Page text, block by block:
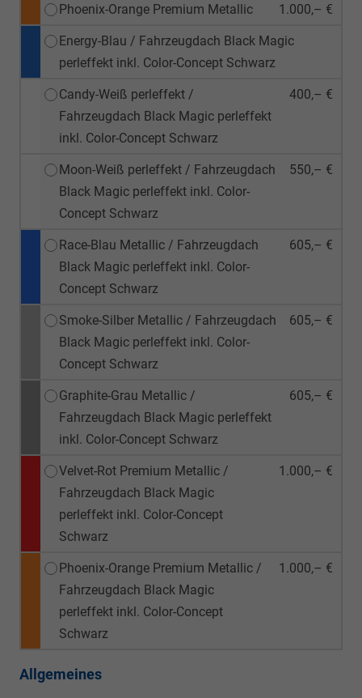
Phoenix-Orange Premium Metallic 1.000,– €
Energy-Blau / Fahrzeugdach Black Magic
perleffekt inkl. Color-Concept Schwarz
Candy-Weiß perleffekt /
Fahrzeugdach Black Magic perleffekt
inkl. Color-Concept Schwarz
400,– €
Moon-Weiß perleffekt / Fahrzeugdach
Black Magic perleffekt inkl. Color-
Concept Schwarz
550,– €
Race-Blau Metallic / Fahrzeugdach
Black Magic perleffekt inkl. Color-
Concept Schwarz
605,– €
Smoke-Silber Metallic / Fahrzeugdach
Black Magic perleffekt inkl. Color-
Concept Schwarz
605,– €
Graphite-Grau Metallic /
Fahrzeugdach Black Magic perleffekt
inkl. Color-Concept Schwarz
605,– €
Velvet-Rot Premium Metallic /
Fahrzeugdach Black Magic
perleffekt inkl. Color-Concept
Schwarz
1.000,– €
Phoenix-Orange Premium Metallic /
Fahrzeugdach Black Magic
perleffekt inkl. Color-Concept
Schwarz
1.000,– €
Allgemeines